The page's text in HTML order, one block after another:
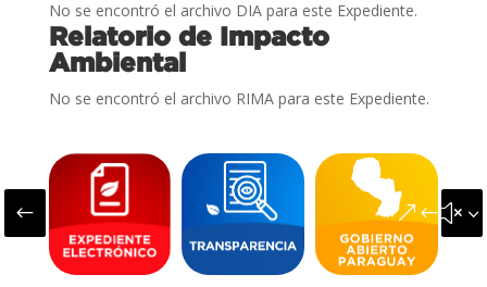
No se encontró el archivo DIA para este Expediente.
Relatorio de Impacto
Ambiental
No se encontró el archivo RIMA para este Expediente.
#